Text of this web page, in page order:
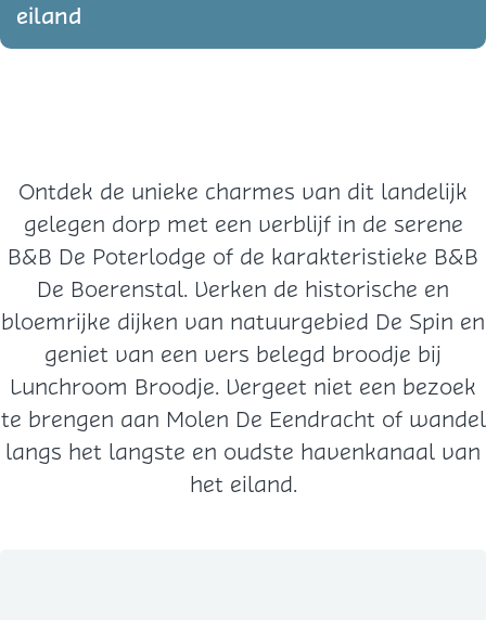
eiland
Ontdek de unieke charmes van dit landelijk
gelegen dorp met een verblijf in de serene
B&B De Poterlodge of de karakteristieke B&B
De Boerenstal. Verken de historische en
bloemrijke dijken van natuurgebied De Spin en
geniet van een vers belegd broodje bij
Lunchroom Broodje. Vergeet niet een bezoek
te brengen aan Molen De Eendracht of wandel
langs het langste en oudste havenkanaal van
het eiland.